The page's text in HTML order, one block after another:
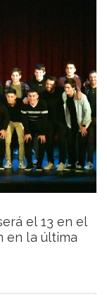
el 13 en el
en la última